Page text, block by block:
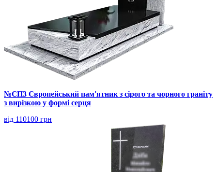
№ЄП3 Європейський пам'ятник з сірого та чорного граніту
з вирізкою у формі серця
від 110100 грн